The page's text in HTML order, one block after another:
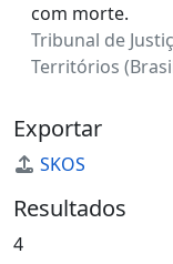
com morte.
Tribunal de
Territórios
Exportar
SKOS
Resultados
4